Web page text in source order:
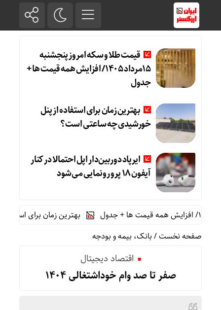
قیمت طلا و سکه امروز پنجشنبه
15مرداد 1405/ افزایش همه قیمت ها +
جدول
بهترین زمان برای استفاده از پنل
خورشیدی چه ساعتی است؟
ایرپاد دوربین‌دار اپل احتمالا در کنار
آیفون ۱۸ پرو رونمایی می‌شود
بهترین زمان برای استفاده از
صفحه نخست/بانک، بیمه و بودجه
اقتصاد دیجیتال
صفر تا صد وام خوداشتغالی ۱۴۰۴